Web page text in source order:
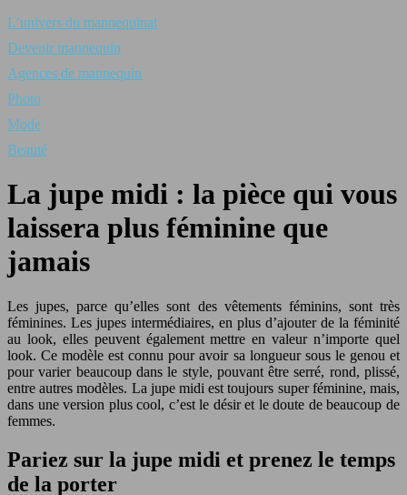
L’univers du mannequinat
Devenir mannequin
Agences de mannequin
Photo
Mode
Beauté
La jupe midi : la pièce qui vous
laissera plus féminine que
jamais
Les jupes, parce qu’elles sont des vêtements féminins, sont très
féminines. Les jupes intermédiaires, en plus d’ajouter de la féminité
au look, elles peuvent également mettre en valeur n’importe quel
look. Ce modèle est connu pour avoir sa longueur sous le genou et
pour varier beaucoup dans le style, pouvant être serré, rond, plissé,
entre autres modèles. La jupe midi est toujours super féminine, mais,
dans une version plus cool, c’est le désir et le doute de beaucoup de
femmes.
Pariez sur la jupe midi et prenez le temps
de la porter